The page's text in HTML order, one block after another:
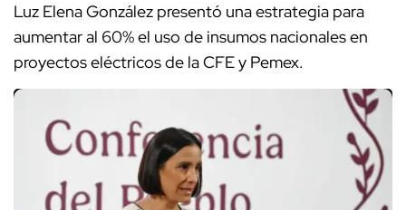
Luz Elena González presentó una estrategia para
aumentar al 60% el uso de insumos nacionales en
proyectos eléctricos de la CFE y Pemex.